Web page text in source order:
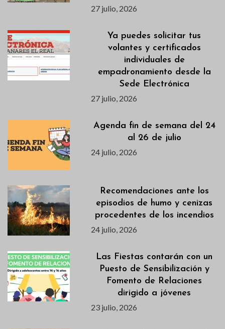
27 julio, 2026
Ya puedes solicitar tus
volantes y certificados
individuales de
empadronamiento desde la
Sede Electrónica
27 julio, 2026
Agenda fin de semana del 24
al 26 de julio
24 julio, 2026
Recomendaciones ante los
episodios de humo y cenizas
procedentes de los incendios
24 julio, 2026
Las Fiestas contarán con un
Puesto de Sensibilización y
Fomento de Relaciones
dirigido a jóvenes
23 julio, 2026